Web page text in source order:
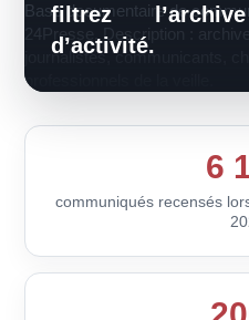
filtrez
d’activité.
Base documentaire de
24Presse. Description :
journalistes, communicants,
professionnels de la veille.
6
communiqués recensés